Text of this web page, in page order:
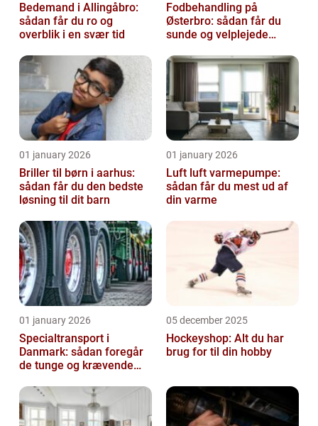
Bedemand i Allingåbro:
sådan får du ro og
overblik i en svær tid
Fodbehandling på
Østerbro: sådan får du
sunde og velplejede
01 january 2026
Briller til børn i aarhus:
sådan får du den bedste
løsning til dit barn
01 january 2026
Luft luft varmepumpe:
sådan får du mest ud af
din varme
01 january 2026
Specialtransport i
Danmark: sådan foregår
de tunge og krævende
05 december 2025
Hockeyshop: Alt du har
brug for til din hobby